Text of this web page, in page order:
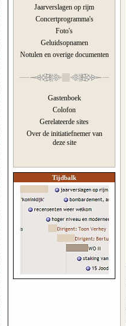
Jaarverslagen op rijm
Concertprogramma's
Foto's
Geluidsopnamen
Notulen en overige documenten
Gastenboek
Colofon
Gerelateerde sites
Over de initiatiefnemer van
deze site
Tijdbalk